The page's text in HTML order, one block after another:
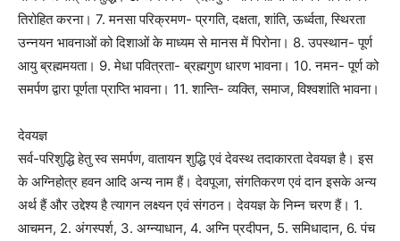
तिरोहित करना। 7. मनसा परिक्रमण- प्रगति, दक्षता, शांति, ऊर्ध्वता, स्थिरता
उन्नयन भावनाओं को दिशाओं के माध्यम से मानस में पिरोना। 8. उपस्थान- पूर्ण
आयु ब्रह्ममयता। 9. मेधा पवित्रता- ब्रह्मगुण धारण भावना। 10. नमन- पूर्ण को
समर्पण द्वारा पूर्णता प्राप्ति भावना। 11. शान्ति- व्यक्ति, समाज, विश्वशांति भावना।
देवयज्ञ
सर्व-परिशुद्धि हेतु स्व समर्पण, वातायन शुद्धि एवं देवस्थ तदाकारता देवयज्ञ है। इस
के अग्निहोत्र हवन आदि अन्य नाम हैं। देवपूजा, संगतिकरण एवं दान इसके अन्य
अर्थ हैं और उद्देश्य है त्यागन लक्ष्यन एवं संगठन। देवयज्ञ के निम्न चरण हैं। 1.
आचमन, 2. अंगस्पर्श, 3. अग्न्याधान, 4. अग्नि प्रदीपन, 5. समिधादान, 6. पंच